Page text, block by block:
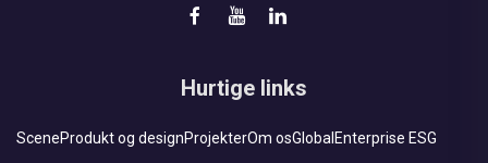
Hurtige links
SceneProdukt og designProjekterOm osGlobal Enterprise ESG